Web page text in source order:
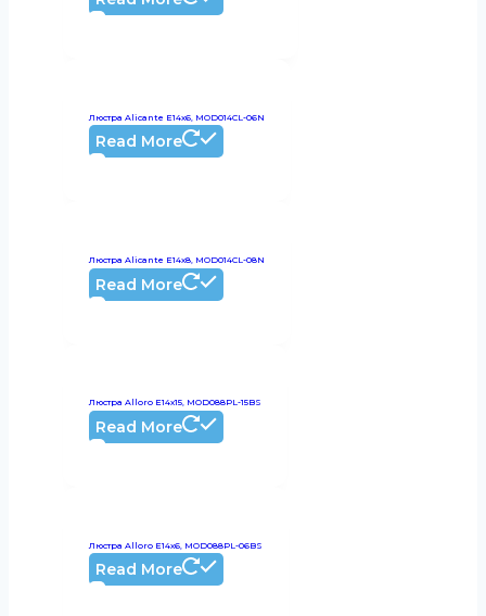
Люстра Alicante E14х6, MOD014CL-06N
Read More
Люстра Alicante E14х8, MOD014CL-08N
Read More
Люстра Alloro E14х15, MOD088PL-15BS
Read More
Люстра Alloro E14х6, MOD088PL-06BS
Read More